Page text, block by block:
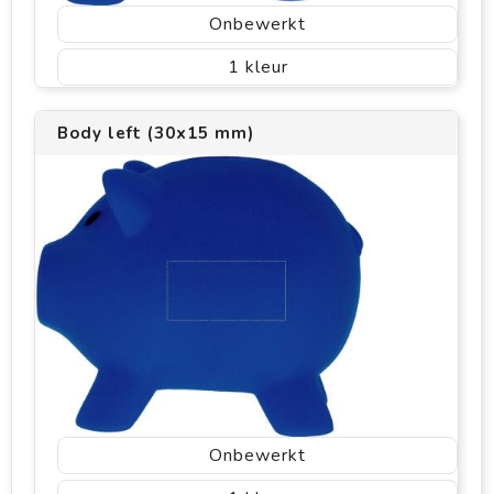
Onbewerkt
1
Body left (30x15 mm)
Onbewerkt